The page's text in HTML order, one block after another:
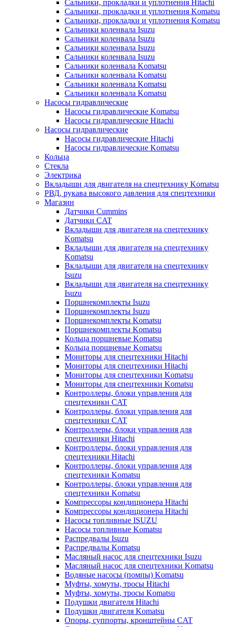
Сальники, прокладки и уплотнения Hitachi
Сальники, прокладки и уплотнения Komatsu
Сальники, прокладки и уплотнения Komatsu
Сальники коленвала Isuzu
Сальники коленвала Isuzu
Сальники коленвала Isuzu
Сальники коленвала Isuzu
Сальники коленвала Komatsu
Сальники коленвала Komatsu
Сальники коленвала Komatsu
Сальники коленвала Komatsu
Насосы гидравлические
Насосы гидравлические Komatsu
Насосы гидравлические Hitachi
Насосы гидравлические
Насосы гидравлические Hitachi
Насосы гидравлические Komatsu
Кольца
Стекла
Электрика
Вкладыши для двигателя на спецтехнику Komatsu
РВД, рукава высокого давления для спецтехники
Магазин
Датчики Cummins
Датчики CAT
Вкладыши для двигателя на спецтехнику
Komatsu
Вкладыши для двигателя на спецтехнику
Komatsu
Вкладыши для двигателя на спецтехнику
Isuzu
Вкладыши для двигателя на спецтехнику
Isuzu
Поршнекомплекты Isuzu
Поршнекомплекты Isuzu
Поршнекомплекты Komatsu
Поршнекомплекты Komatsu
Кольца поршневые Komatsu
Кольца поршневые Komatsu
Мониторы для спецтехники Hitachi
Мониторы для спецтехники Hitachi
Мониторы для спецтехники Komatsu
Мониторы для спецтехники Komatsu
Контроллеры, блоки управления для
спецтехники CAT
Контроллеры, блоки управления для
спецтехники CAT
Контроллеры, блоки управления для
спецтехники Hitachi
Контроллеры, блоки управления для
спецтехники Hitachi
Контроллеры, блоки управления для
спецтехники Komatsu
Контроллеры, блоки управления для
спецтехники Komatsu
Компрессоры кондиционера Hitachi
Компрессоры кондиционера Hitachi
Насосы топливные ISUZU
Насосы топливные Komatsu
Распредвалы Isuzu
Распредвалы Komatsu
Масляный насос для спецтехники Isuzu
Масляный насос для спецтехники Komatsu
Водяные насосы (помпы) Komatsu
Муфты, хомуты, тросы Hitachi
Муфты, хомуты, тросы Komatsu
Подушки двигателя Hitachi
Подушки двигателя Komatsu
Опоры, суппорты, кронштейны CAT